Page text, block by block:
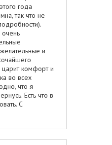
года
так что не
очень
и
комфорт и
во всех
что я
Есть что в
С